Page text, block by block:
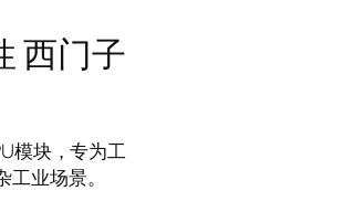
西门子
模块，专为工
业场景。